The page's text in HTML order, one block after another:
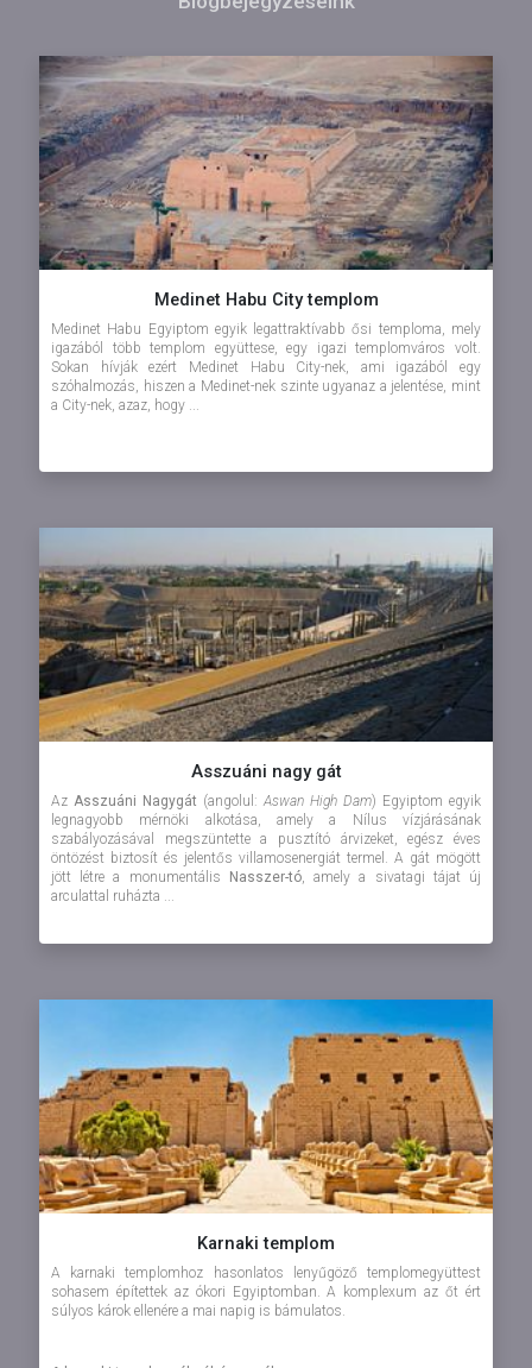
Medinet Habu City templom
Medinet Habu Egyiptom egyik legattraktívabb ősi temploma, mely
igazából több templom együttese, egy igazi templomváros volt.
Sokan hívják ezért Medinet Habu City-nek, ami igazából egy
szóhalmozás, hiszen a Medinet-nek szinte ugyanaz a jelentése, mint
a City-nek, azaz, hogy ...
Asszuáni nagy gát
Az Asszuáni Nagygát (angolul:Aswan High Dam) Egyiptom egyik
legnagyobb mérnöki alkotása, amely a Nílus vízjárásának
szabályozásával megszüntette a pusztító árvizeket, egész éves
öntözést biztosít és jelentős villamosenergiát termel. A gát mögött
jött létre a monumentális
Nasszer-tó, amely a sivatagi tájat új
arculattal ruházta ...
Karnaki templom
A karnaki templomhoz hasonlatos lenyűgöző templomegyüttest
sohasem építettek az ókori Egyiptomban. A komplexum az őt ért
súlyos károk ellenére a mai napig is bámulatos.